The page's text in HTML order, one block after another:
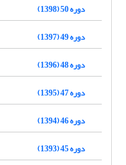
دوره 50 (1398)
دوره 49 (1397)
دوره 48 (1396)
دوره 47 (1395)
دوره 46 (1394)
دوره 45 (1393)